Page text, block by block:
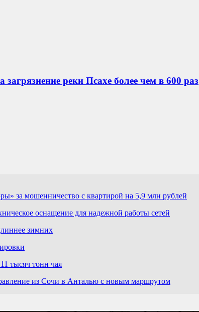
реки Псахе более чем в 600 раз
за мошенничество с квартирой на 5,9 млн рублей
оснащение для надежной работы сетей
зимних
тысяч тонн чая
из Сочи в Анталью с новым маршрутом